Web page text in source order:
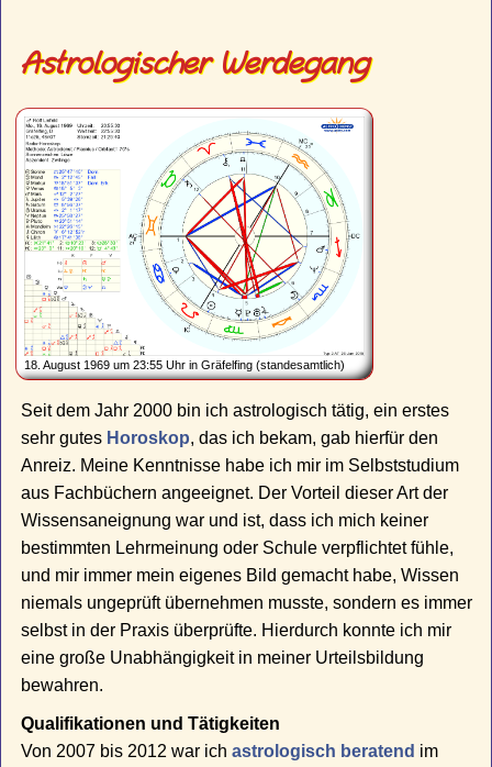
Astrologischer Werdegang
18. August 1969 um 23:55 Uhr in Gräfelfing (standesamtlich)
Seit dem Jahr 2000 bin ich astrologisch tätig, ein erstes
sehr gutes Horoskop, das ich bekam, gab hierfür den
Anreiz. Meine Kenntnisse habe ich mir im Selbststudium
aus Fachbüchern angeeignet. Der Vorteil dieser Art der
Wissensaneignung war und ist, dass ich mich keiner
bestimmten Lehrmeinung oder Schule verpflichtet fühle,
und mir immer mein eigenes Bild gemacht habe, Wissen
niemals ungeprüft übernehmen musste, sondern es immer
selbst in der Praxis überprüfte. Hierdurch konnte ich mir
eine große Unabhängigkeit in meiner Urteilsbildung
bewahren.
Qualifikationen und Tätigkeiten
Von 2007 bis 2012 war ichastrologisch beratend im